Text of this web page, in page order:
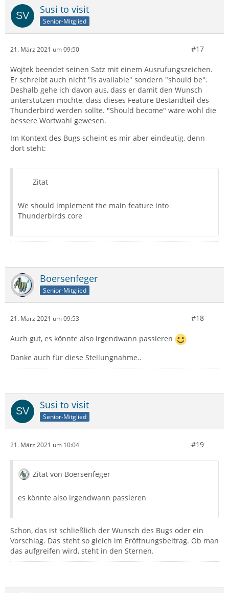
Susi to visit
Senior-Mitglied
21. März 2021 um 09:50 #17
Wojtek beendet seinen Satz mit einem Ausrufungszeichen.
Er schreibt auch nicht "is available" sondern "should be".
Deshalb gehe ich davon aus, dass er damit den Wunsch
unterstützen möchte, dass dieses Feature Bestandteil des
Thunderbird werden sollte. "Should become" wäre wohl die
bessere Wortwahl gewesen.
Im Kontext des Bugs scheint es mir aber eindeutig, denn
dort steht:
Zitat
We should implement the main feature into
Thunderbirds core
Boersenfeger
Senior-Mitglied
21. März 2021 um 09:53 #18
Auch gut, es könnte also irgendwann passieren
Danke auch für diese Stellungnahme..
Susi to visit
Senior-Mitglied
21. März 2021 um 10:04 #19
Zitat von Boersenfeger
es könnte also irgendwann passieren
Schon, das ist schließlich der Wunsch des Bugs oder ein
Vorschlag. Das steht so gleich im Eröffnungsbeitrag. Ob man
das aufgreifen wird, steht in den Sternen.